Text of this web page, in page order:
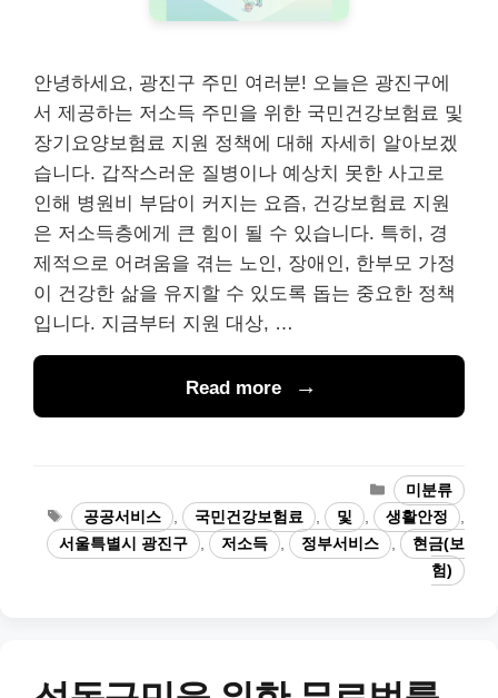
안녕하세요, 광진구 주민 여러분! 오늘은 광진구에
서 제공하는 저소득 주민을 위한 국민건강보험료 및
장기요양보험료 지원 정책에 대해 자세히 알아보겠
습니다. 갑작스러운 질병이나 예상치 못한 사고로
인해 병원비 부담이 커지는 요즘, 건강보험료 지원
은 저소득층에게 큰 힘이 될 수 있습니다. 특히, 경
제적으로 어려움을 겪는 노인, 장애인, 한부모 가정
이 건강한 삶을 유지할 수 있도록 돕는 중요한 정책
입니다. 지금부터 지원 대상, …
Read more
카
테
고
리
미분류
태
그
공공서비스 국민건강보험료 및 생활안정
서울특별시 광진구
저소득 정부서비스
현금(보
험)